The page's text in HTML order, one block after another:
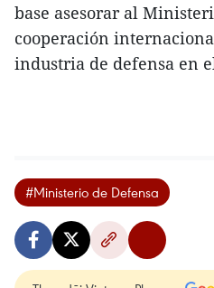
base asesorar al
cooperación
industria de defensa en
#Ministerio de Defensa